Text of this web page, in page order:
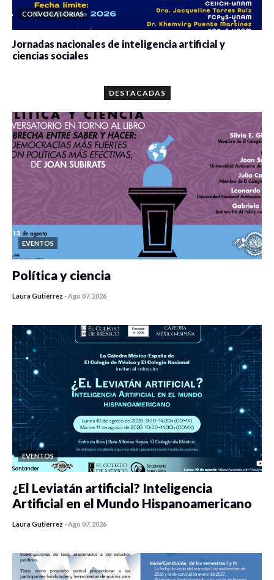
CONVOCATORIAS
Jornadas nacionales de inteligencia artificial y
ciencias sociales
DESTACADAS
EVENTOS
Política y ciencia
Laura Gutiérrez -Ago 07, 2026
EVENTOS
¿El Leviatán artificial? Inteligencia
Artificial en el Mundo Hispanoamericano
Laura Gutiérrez -Ago 07, 2026